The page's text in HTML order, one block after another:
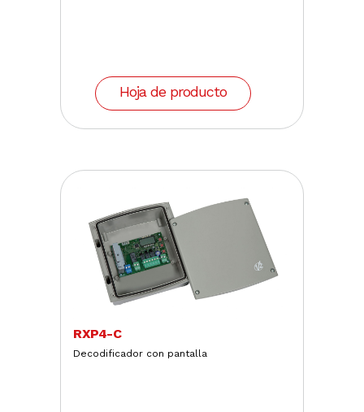
Hoja de producto
RXP4-C
Decodificador con pantalla